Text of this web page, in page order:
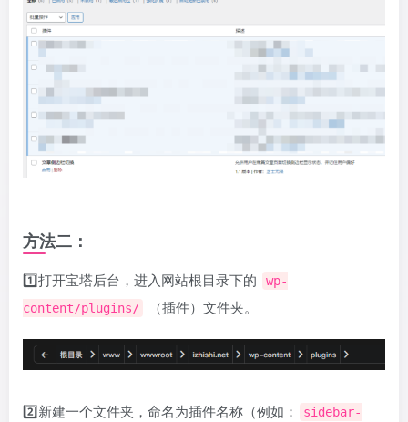
方法二：
1️⃣打开宝塔后台，进入网站根目录下的
wp-
content/plugins/
（插件）文件夹。
2️⃣新建一个文件夹，命名为插件名称（例如：
sidebar-